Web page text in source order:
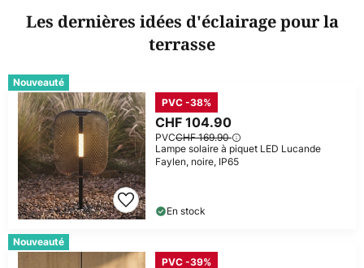
Les dernières idées d'éclairage pour la
terrasse
Nouveauté
CHF 104.90
PVCCHF 169.90
PVC -38%
Lampe solaire à piquet LED Lucande
Faylen, noire, IP65
En stock
Nouveauté
PVC -39%